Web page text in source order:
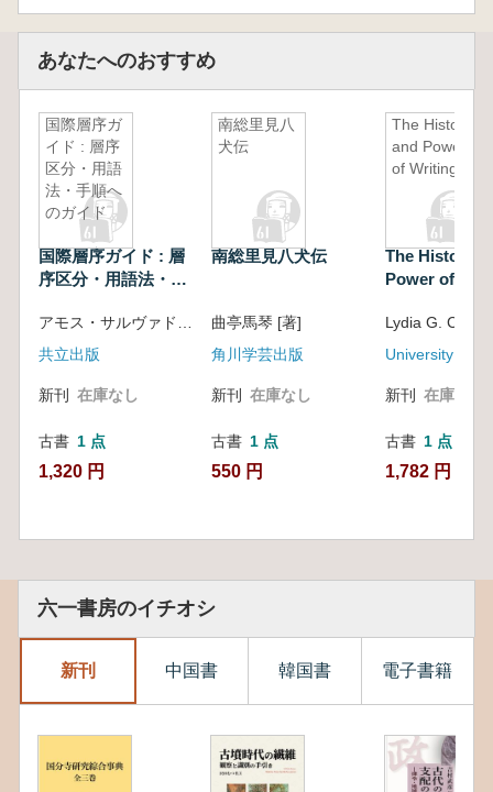
あなたへのおすすめ
国際層序ガ
イド : 層序
区分・用語
法・手順へ
のガイド
国際層序ガイド : 層
序区分・用語法・手
共立出版
新刊 在庫なし
古書 1 点
1,320 円
南総里見八
犬伝
南総里見八犬伝
曲亭馬琴 [著]
角川学芸出版
新刊 在庫なし
古書 1 点
550 円
The History
and Power
of Writing
The History
Power of
新刊 在庫なし
古書 1 点
1,782 円
六一書房のイチオシ
新刊 中国書 韓国書 電子書籍